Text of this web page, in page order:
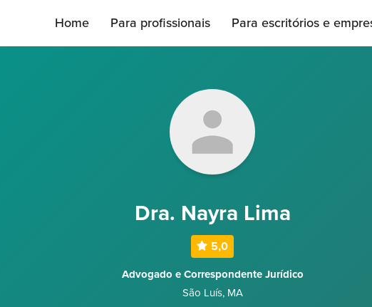
Home Para profissionais Para escritórios e
Dra. Nayra Lima
5,0
Advogado e Correspondente Jurídico
São Luís, MA